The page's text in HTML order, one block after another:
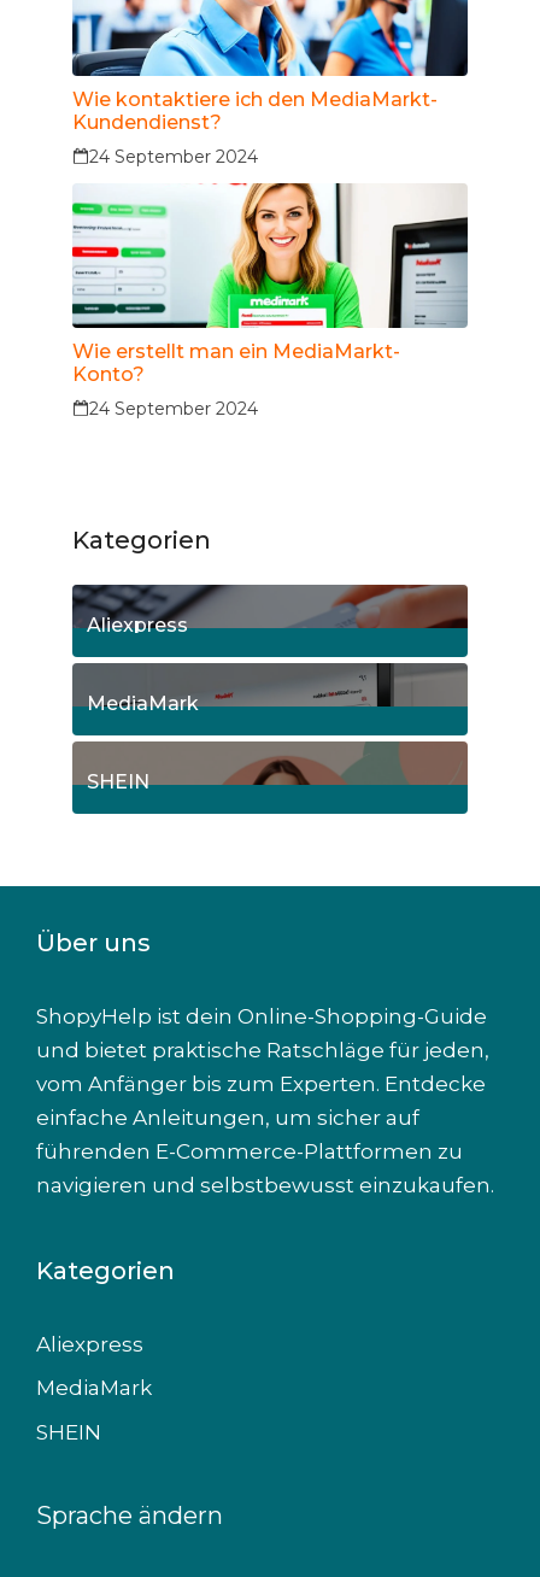
Wie kontaktiere ich den MediaMarkt-
Kundendienst?
24 September 2024
Wie erstellt man ein MediaMarkt-
Konto?
24 September 2024
Kategorien
Aliexpress
12Posts
MediaMark
8Posts
SHEIN
Über uns
ShopyHelp ist dein Online-Shopping-Guide
und bietet praktische Ratschläge für jeden,
vom Anfänger bis zum Experten. Entdecke
einfache Anleitungen, um sicher auf
führenden E-Commerce-Plattformen zu
navigieren und selbstbewusst einzukaufen.
Kategorien
Aliexpress
MediaMark
SHEIN
Sprache ändern